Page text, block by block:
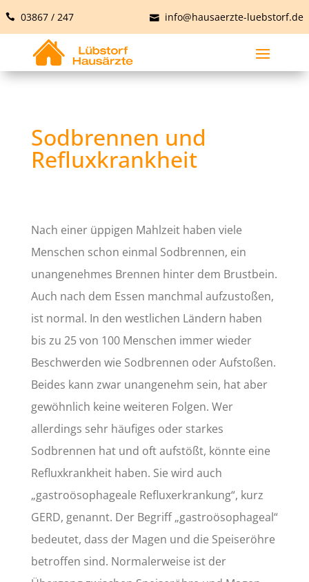
03867 / 247 info@hausaerzte-luebstorf.de
Sodbrennen und
Refluxkrankheit
Nach einer üppigen Mahlzeit haben viele
Menschen schon einmal Sodbrennen, ein
unangenehmes Brennen hinter dem Brustbein.
Auch nach dem Essen manchmal aufzustoßen,
ist normal. In den westlichen Ländern haben
bis zu 25 von 100 Menschen immer wieder
Beschwerden wie Sodbrennen oder Aufstoßen.
Beides kann zwar unangenehm sein, hat aber
gewöhnlich keine weiteren Folgen. Wer
allerdings sehr häufiges oder starkes
Sodbrennen hat und oft aufstößt, könnte eine
Refluxkrankheit haben. Sie wird auch
„gastroösophageale Refluxerkrankung“, kurz
GERD, genannt. Der Begriff „gastroösophageal“
bedeutet, dass der Magen und die Speiseröhre
betroffen sind. Normalerweise ist der